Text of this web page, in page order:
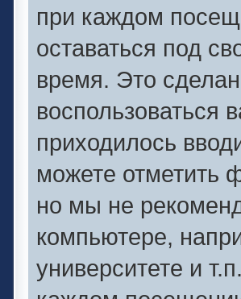
при каждом
оставаться под
время. Это
воспользоваться
приходилось
можете отметить
но мы не
компьютере,
университете и